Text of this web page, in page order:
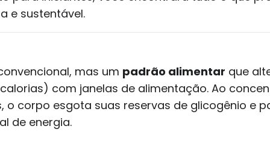
e sustentável.
mas um padrão alimentar que
com janelas de alimentação. Ao
corpo esgota suas reservas de glicogênio e
de energia.